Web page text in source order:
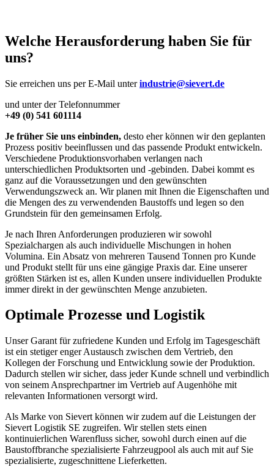
Welche Herausforderung haben Sie für
uns?
Sie erreichen uns per E-Mail unterindustrie@sievert.de
und unter der Telefonnummer
+49 (0) 541 601114
Je früher Sie uns einbinden, desto eher können wir den geplanten
Prozess positiv beeinflussen und das passende Produkt entwickeln.
Verschiedene Produktionsvorhaben verlangen nach
unterschiedlichen Produktsorten und -gebinden. Dabei kommt es
ganz auf die Voraussetzungen und den gewünschten
Verwendungszweck an. Wir planen mit Ihnen die Eigenschaften und
die Mengen des zu verwendenden Baustoffs und legen so den
Grundstein für den gemeinsamen Erfolg.
Je nach Ihren Anforderungen produzieren wir sowohl
Spezialchargen als auch individuelle Mischungen in hohen
Volumina. Ein Absatz von mehreren Tausend Tonnen pro Kunde
und Produkt stellt für uns eine gängige Praxis dar. Eine unserer
größten Stärken ist es, allen Kunden unsere individuellen Produkte
immer direkt in der gewünschten Menge anzubieten.
Optimale Prozesse und Logistik
Unser Garant für zufriedene Kunden und Erfolg im Tagesgeschäft
ist ein stetiger enger Austausch zwischen dem Vertrieb, den
Kollegen der Forschung und Entwicklung sowie der Produktion.
Dadurch stellen wir sicher, dass jeder Kunde schnell und verbindlich
von seinem Ansprechpartner im Vertrieb auf Augenhöhe mit
relevanten Informationen versorgt wird.
Als Marke von Sievert können wir zudem auf die Leistungen der
Sievert Logistik SE zugreifen. Wir stellen stets einen
kontinuierlichen Warenfluss sicher, sowohl durch einen auf die
Baustoffbranche spezialisierte Fahrzeugpool als auch mit auf Sie
spezialisierte, zugeschnittene Lieferketten.